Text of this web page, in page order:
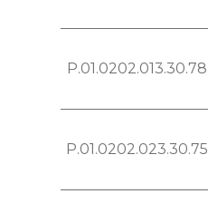
P.01.0202.013.30.78
P.01.0202.023.30.75